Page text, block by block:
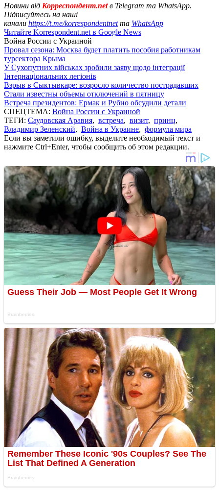
Новини від Корреспондент.netв Telegram та WhatsApp.
Підписуйтесь на наші
канали https://t.me/korrespondentnetта WhatsApp
Читайте Korrespondent.net в Google News
Война России с Украиной
Провал сезона: Москва будет платить пособия работникам
турсектора Крыма
У Сухопутних військах зробили заяву щодо інтеграції
Інтернаціональних легіонів
Взрыв в Сыктывкаре: возросло количество пострадавших
Стали известны объемы отключений в пятницу
Встреча президентов: Ермак и Рубио обсудили детали
СПЕЦТЕМА: Война России с Украиной
ТЕГИ: Саудовская Аравия, встреча, визит, принц,
Владимир Зеленский, Война в Украине, формула мира
Если вы заметили ошибку, выделите необходимый текст и
нажмите Ctrl+Enter, чтобы сообщить об этом редакции.